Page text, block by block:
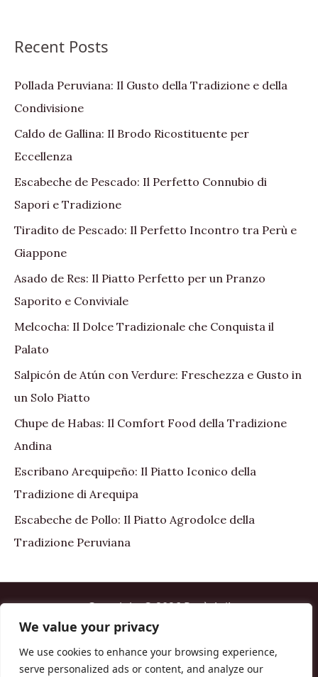
We value your privacy
We use cookies to enhance your browsing experience,
serve personalized ads or content, and analyze our
Recent Posts
Pollada Peruviana: Il Gusto della Tradizione e della
Condivisione
Caldo de Gallina: Il Brodo Ricostituente per
Eccellenza
Escabeche de Pescado: Il Perfetto Connubio di
Sapori e Tradizione
Tiradito de Pescado: Il Perfetto Incontro tra Perù e
Giappone
Asado de Res: Il Piatto Perfetto per un Pranzo
Saporito e Conviviale
Melcocha: Il Dolce Tradizionale che Conquista il
Palato
Salpicón de Atún con Verdure: Freschezza e Gusto in
un Solo Piatto
Chupe de Habas: Il Comfort Food della Tradizione
Andina
Escribano Arequipeño: Il Piatto Iconico della
Tradizione di Arequipa
Escabeche de Pollo: Il Piatto Agrodolce della
Tradizione Peruviana
Copyright © 2026 Perù Asi!
Home
About me